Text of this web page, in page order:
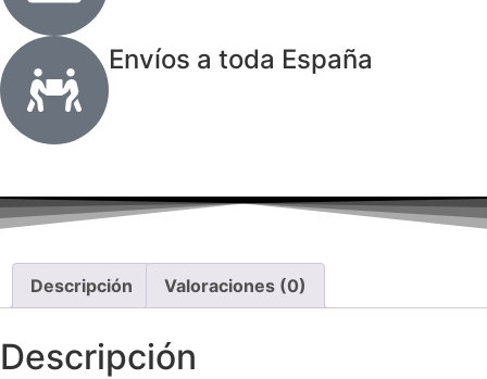
Envíos a toda España
Descripción Valoraciones (0)
Descripción